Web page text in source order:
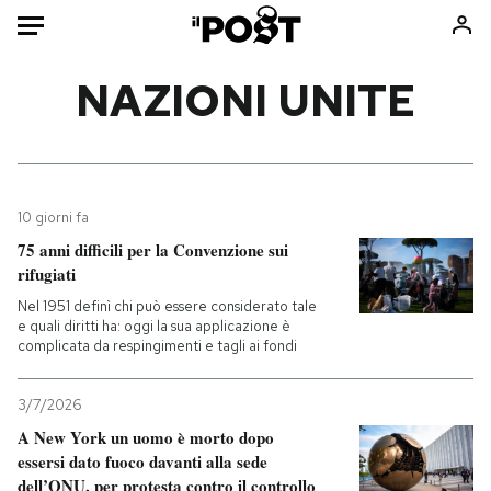
Mondo
Politica
Tecnologia
Internet
Scienza
Economia
Sport
Consumismi
Ok Boomer!
Media
Mondiali calcio 2026
NAZIONI UNITE
10 giorni fa
75 anni difficili per la Convenzione sui
rifugiati
Nel 1951 definì chi può essere considerato tale
e quali diritti ha: oggi la sua applicazione è
complicata da respingimenti e tagli ai fondi
3/7/2026
A New York un uomo è morto dopo
essersi dato fuoco davanti alla sede
dell’ONU, per protesta contro il controllo